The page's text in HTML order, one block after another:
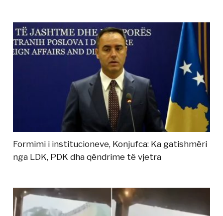
Formimi i institucioneve, Konjufca: Ka gatishmëri
nga LDK, PDK dha qëndrime të vjetra